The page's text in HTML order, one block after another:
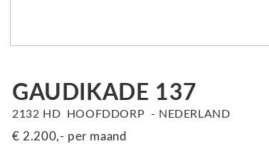
GAUDIKADE 137
2132 HD HOOFDDORP NEDERLAND
€ 2.200,- per maand